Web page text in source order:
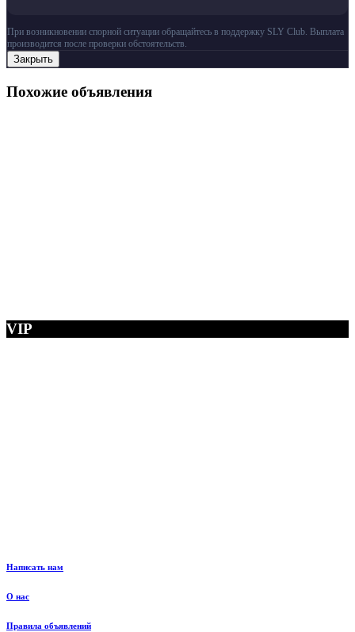
При возникновении спорной ситуации обращайтесь в поддержку SLY Club. Выплата
производится после проверки обстоятельств.
Закрыть
Похожие объявления
VIP
Написать нам
О нас
Правила объявлений